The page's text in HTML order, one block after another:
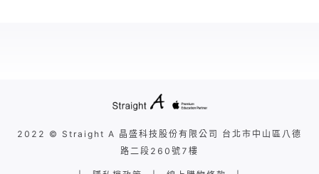
2022 © Straight A 晶盛科技股份有限公司 台北市中山區八德
路二段260號7樓